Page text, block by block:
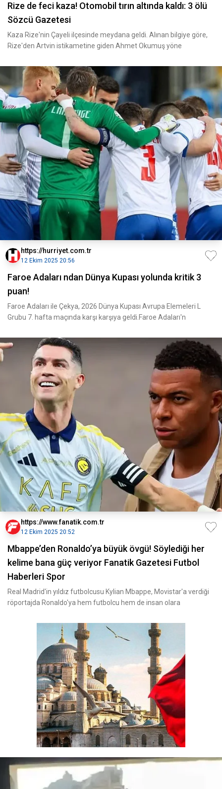
Rize de feci kaza! Otomobil tırın altında kaldı: 3 ölü
Sözcü Gazetesi
Kaza Rize'nin Çayeli ilçesinde meydana geldi. Alınan bilgiye göre,
Rize'den Artvin istikametine giden Ahmet Okumuş yöne
https://hurriyet.com.tr
12 Ekim 2025 20:56
Faroe Adaları ndan Dünya Kupası yolunda kritik 3
puan!
Faroe Adaları ile Çekya, 2026 Dünya Kupası Avrupa Elemeleri L
Grubu 7. hafta maçında karşı karşıya geldi.Faroe Adaları'n
https://www.fanatik.com.tr
12 Ekim 2025 20:52
Mbappe’den Ronaldo’ya büyük övgü! Söylediği her
kelime bana güç veriyor Fanatik Gazetesi Futbol
Haberleri Spor
Real Madrid'in yıldız futbolcusu Kylian Mbappe, Movistar'a verdiği
röportajda Ronaldo'ya hem futbolcu hem de insan olara